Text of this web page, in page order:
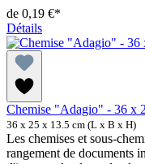
de 0,19 €*
Détails
Chemise "Adagio" - 36 x
36 x 25 x 13.5 cm (L x B x H)
Les chemises et sous-
rangement de documents